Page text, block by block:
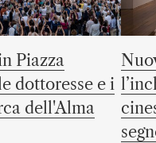
Piazza
dottoresse e i
dell'Alma